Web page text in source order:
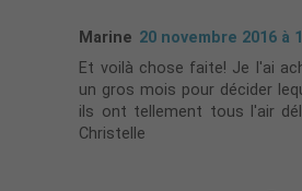
Marine 20 novembre 2016 à
Et voilà chose faite! Je l'ai
un gros mois pour décider
ils ont tellement tous l'air
Christelle